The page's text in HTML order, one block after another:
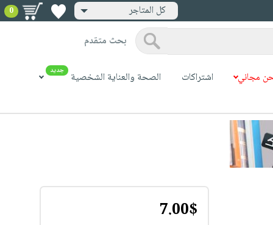
كل المتاجر 0
بحث متقدم
مجاني اشتراكات الصحة والعناية الشخصية جديد
7.00$